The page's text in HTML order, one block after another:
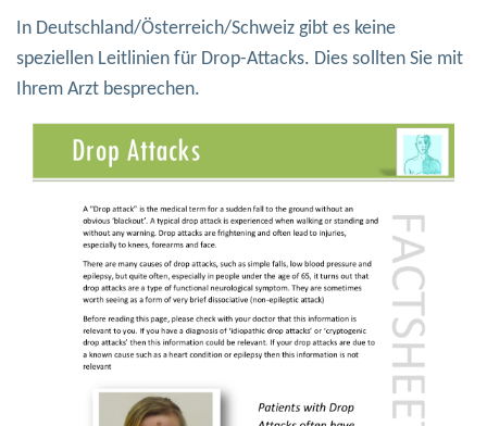
In Deutschland/Österreich/Schweiz gibt es keine
speziellen Leitlinien für Drop-Attacks. Dies sollten Sie mit
Ihrem Arzt besprechen.